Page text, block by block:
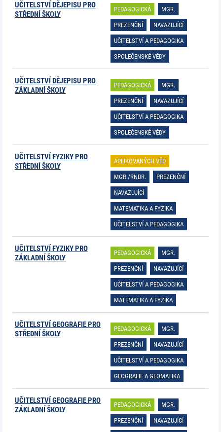
UČITELSTVÍ DĚJEPISU PRO
STŘEDNÍ ŠKOLY
PEDAGOGICKÁ MGR.
PREZENČNÍ NAVAZUJÍCÍ
UČITELSTVÍ A PEDAGOGIKA
SPOLEČENSKÉ VĚDY
UČITELSTVÍ DĚJEPISU PRO
ZÁKLADNÍ ŠKOLY
PEDAGOGICKÁ MGR.
PREZENČNÍ NAVAZUJÍCÍ
UČITELSTVÍ A PEDAGOGIKA
SPOLEČENSKÉ VĚDY
UČITELSTVÍ FYZIKY PRO
STŘEDNÍ ŠKOLY
APLIKOVANÝCH VĚD
MGR./RNDR. PREZENČNÍ
NAVAZUJÍCÍ
MATEMATIKA A FYZIKA
UČITELSTVÍ A PEDAGOGIKA
UČITELSTVÍ FYZIKY PRO
ZÁKLADNÍ ŠKOLY
PEDAGOGICKÁ MGR.
PREZENČNÍ NAVAZUJÍCÍ
UČITELSTVÍ A PEDAGOGIKA
MATEMATIKA A FYZIKA
UČITELSTVÍ GEOGRAFIE PRO
STŘEDNÍ ŠKOLY
PEDAGOGICKÁ MGR.
PREZENČNÍ NAVAZUJÍCÍ
UČITELSTVÍ A PEDAGOGIKA
GEOGRAFIE A GEOMATIKA
UČITELSTVÍ GEOGRAFIE PRO
ZÁKLADNÍ ŠKOLY
PEDAGOGICKÁ MGR.
PREZENČNÍ NAVAZUJÍCÍ